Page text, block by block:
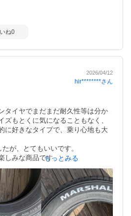
には30Ｋｍ以下でとにかく急がつ
ば全く怖くはありませんでした
ね0
2026/04/12
hir********さん
タイヤでまだまだ耐久性等は分か
ズもとくに気になることもなく、
に好きなタイプで、乗り心地も大
が、とてもいいです。
しみな商品です。
自作ホワイトレターもしてしまい
もっとみる